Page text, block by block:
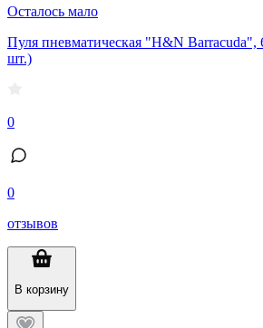
Осталось мало
Пуля пневматическая "H&N Barracuda",
шт.)
0
0
отзывов
В корзину